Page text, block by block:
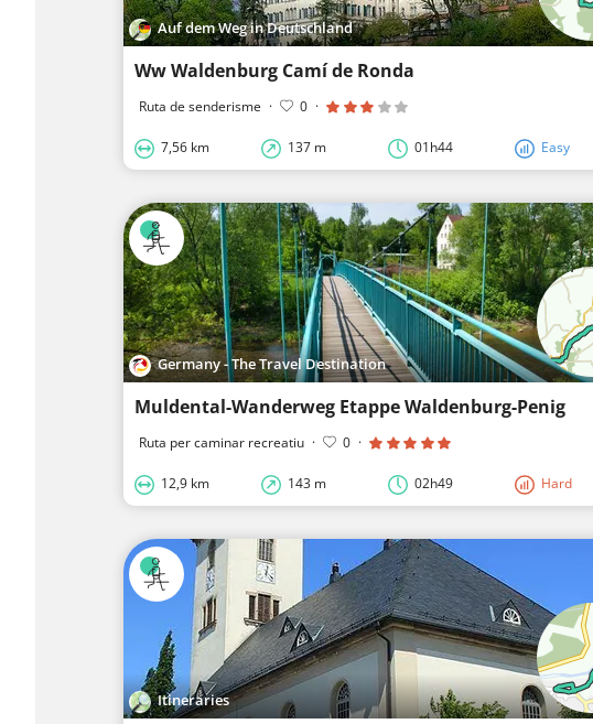
Auf dem Weg in Deutschland
Ww Waldenburg Camí de Ronda
Ruta de senderisme · 0 ·
7,56 km 137 m 01h44 Easy
Germany - The Travel Destination
Muldental-Wanderweg Etappe Waldenburg-Penig
Ruta per caminar recreatiu · 0 ·
12,9 km 143 m 02h49 Hard
Itineraries